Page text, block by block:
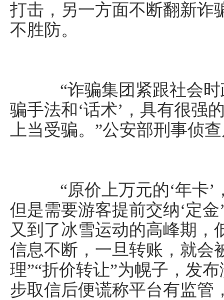
打击，另一方面不断翻新诈
不胜防。
“诈骗集团紧跟社会时
骗手法和‘话术’，具有很强
上当受骗。”公安部刑事侦
“原价上万元的‘年卡’
但是需要游客提前交纳‘定金
又到了冰雪运动的高峰期，
信息不断，一旦转账，就会
理”“折价转让”为幌子，发
步取信后便谎称平台有监管